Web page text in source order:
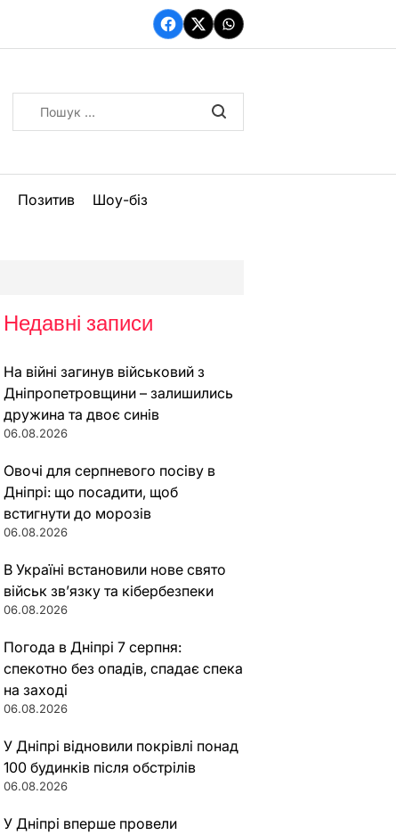
Facebook
TwitterWhatsApp
Позитив Шоу-біз
Недавні записи
На війні загинув військовий з
Дніпропетровщини – залишились
дружина та двоє синів
06.08.2026
Овочі для серпневого посіву в
Дніпрі: що посадити, щоб
встигнути до морозів
06.08.2026
В Україні встановили нове свято
військ зв’язку та кібербезпеки
06.08.2026
Погода в Дніпрі 7 серпня:
спекотно без опадів, спадає спека
на заході
06.08.2026
У Дніпрі відновили покрівлі понад
100 будинків після обстрілів
06.08.2026
У Дніпрі вперше провели